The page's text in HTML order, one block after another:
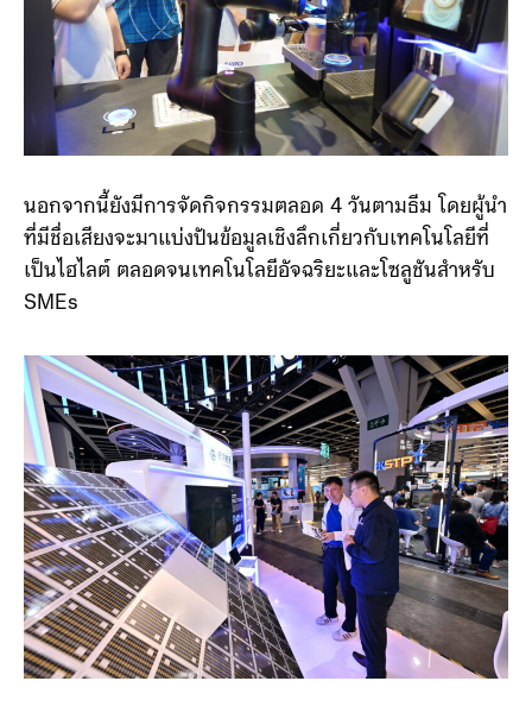
นอกจากนี้ยังมีการจัดกิจกรรมตลอด 4 วันตามธีม โดยผู้นำ
ที่มีชื่อเสียงจะมาแบ่งปันข้อมูลเชิงลึกเกี่ยวกับเทคโนโลยีที่
เป็นไฮไลต์ ตลอดจนเทคโนโลยีอัจฉริยะและโซลูชันสำหรับ
SMEs